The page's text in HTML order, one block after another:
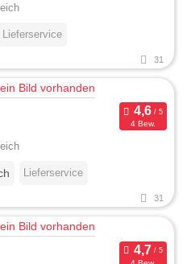
Lieferservice
31
4 Bew.
Lieferservice
31